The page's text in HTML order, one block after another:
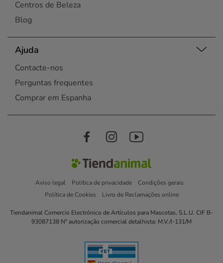
Centros de Beleza
Blog
Ajuda
Contacte-nos
Perguntas frequentes
Comprar em Espanha
Aviso legal Política de privacidade
Condições gerais
Política de Cookies
Livro de Reclamações online
Tiendanimal Comercio Electrónico de Artículos para Mascotas, S.L.U. CIF B-
93087138 Nº autorização comercial detalhista: M.V./I-131/M